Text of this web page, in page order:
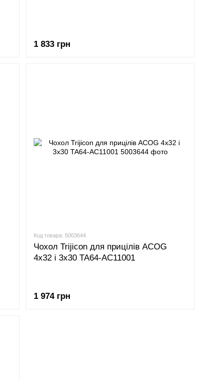
1 833 грн
Код товара: 5003644
Чохол Trijicon для прицілів ACOG
4x32 і 3х30 TA64-AC11001
1 974 грн